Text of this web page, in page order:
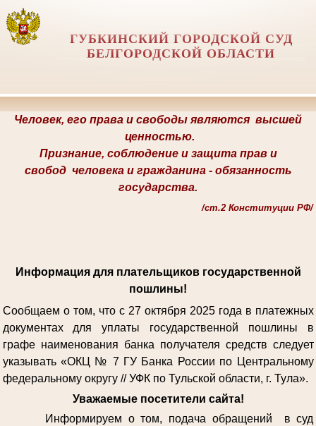
ГУБКИНСКИЙ ГОРОДСКОЙ СУД
БЕЛГОРОДСКОЙ ОБЛАСТИ
Человек, его права и свободы являются высшей
ценностью.
Признание, соблюдение и защита прав и
свобод человека и гражданина - обязанность
государства.
/ст.2 Конституции РФ/
Информация для плательщиков государственной
пошлины!
Сообщаем о том, что с 27 октября 2025 года в платежных
документах для уплаты государственной пошлины в
графе наименования банка получателя средств следует
указывать «ОКЦ № 7 ГУ Банка России по Центральному
федеральному округу // УФК по Тульской области, г. Тула».
Уважаемые посетители сайта!
Информируем о том, подача обращений в суд